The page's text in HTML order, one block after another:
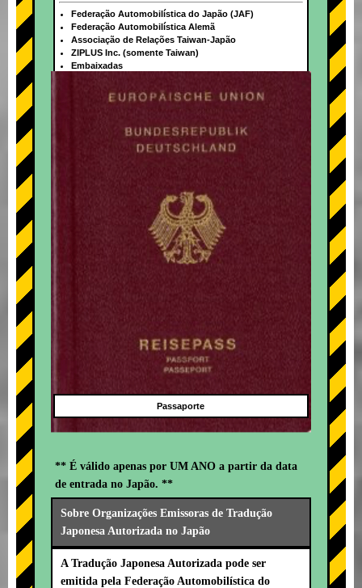
+
Federação Automobilística do Japão (JAF)
Federação Automobilística Alemã
Associação de Relações Taiwan-Japão
ZIPLUS Inc. (somente Taiwan)
Embaixadas
Passaporte
** É válido apenas por UM ANO a partir da data
de entrada no Japão. **
Sobre Organizações Emissoras de Tradução
Japonesa Autorizada no Japão
A Tradução Japonesa Autorizada pode ser
emitida pela Federação Automobilística do